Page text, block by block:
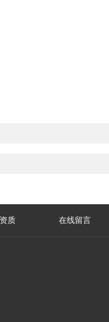
质 在线留言